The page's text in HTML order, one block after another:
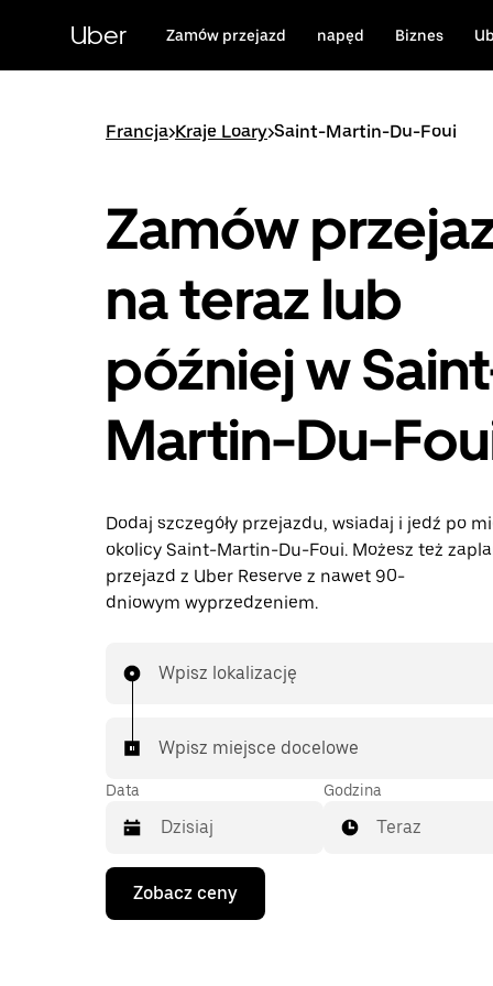
zawartości
Uber Zamów przejazd napęd Biznes
Francja>Kraje Loary>Saint-Martin-Du-Foui
Zamów
na teraz lub
później w
Martin-Du-
Dodaj szczegóły przejazdu, wsiadaj i jedź po
okolicy Saint-Martin-Du-Foui. Możesz też
przejazd z Uber Reserve z nawet 90-
dniowym wyprzedzeniem.
Wpisz lokalizację
Wpisz miejsce docelowe
Data
Naciśnij
klawisz
strzałki
Godzina
Teraz
Zobacz ceny